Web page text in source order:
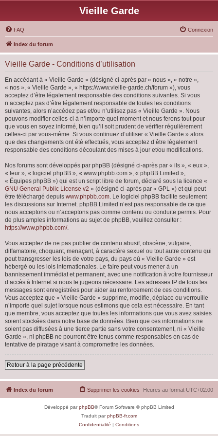
Vieille Garde
FAQ Connexion
Index du forum
Vieille Garde - Conditions d’utilisation
En accédant à « Vieille Garde » (désigné ci-après par « nous », « notre »,
« nos », « Vieille Garde », « https://www.vieille-garde.ch/forum »), vous
acceptez d’être légalement responsable des conditions suivantes. Si vous
n’acceptez pas d’être légalement responsable de toutes les conditions
suivantes, alors n’accédez pas et/ou n’utilisez pas « Vieille Garde ». Nous
pouvons modifier celles-ci à n’importe quel moment et nous ferons tout pour
que vous en soyez informé, bien qu’il soit prudent de vérifier régulièrement
celles-ci par vous-même. Si vous continuez d’utiliser « Vieille Garde » alors
que des changements ont été effectués, vous acceptez d’être légalement
responsable des conditions découlant des mises à jour et/ou modifications.
Nos forums sont développés par phpBB (désigné ci-après par « ils », « eux »,
« leur », « logiciel phpBB », « www.phpbb.com », « phpBB Limited »,
« Équipes phpBB ») qui est un script libre de forum, déclaré sous la licence «
GNU General Public License v2 » (désigné ci-après par « GPL ») et qui peut
être téléchargé depuis www.phpbb.com. Le logiciel phpBB facilite seulement
les discussions sur Internet. phpBB Limited n’est pas responsable de ce que
nous acceptons ou n’acceptons pas comme contenu ou conduite permis. Pour
de plus amples informations au sujet de phpBB, veuillez consulter :
https://www.phpbb.com/.
Vous acceptez de ne pas publier de contenu abusif, obscène, vulgaire,
diffamatoire, choquant, menaçant, à caractère sexuel ou tout autre contenu qui
peut transgresser les lois de votre pays, du pays où « Vieille Garde » est
hébergé ou les lois internationales. Le faire peut vous mener à un
bannissement immédiat et permanent, avec une notification à votre fournisseur
d’accès à Internet si nous le jugeons nécessaire. Les adresses IP de tous les
messages sont enregistrées pour aider au renforcement de ces conditions.
Vous acceptez que « Vieille Garde » supprime, modifie, déplace ou verrouille
n’importe quel sujet lorsque nous estimons que cela est nécessaire. En tant
que membre, vous acceptez que toutes les informations que vous avez saisies
soient stockées dans notre base de données. Bien que ces informations ne
soient pas diffusées à une tierce partie sans votre consentement, ni « Vieille
Garde », ni phpBB ne pourront être tenus comme responsables en cas de
tentative de piratage visant à compromettre les données.
Retour à la page précédente
Index du forum Heures au format UTC+02:00
Supprimer les cookies
Développé parphpBB® Forum Software © phpBB Limited
Traduit parphpBB-fr.com
Confidentialité | Conditions